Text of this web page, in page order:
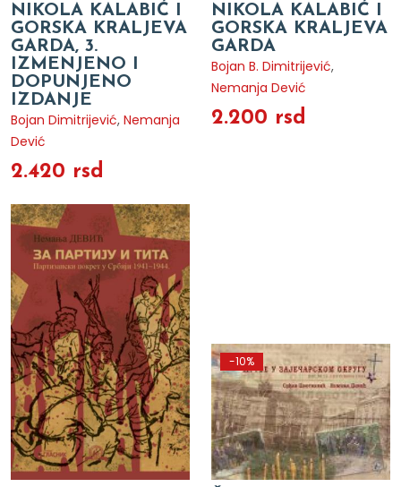
NIKOLA KALABIĆ I
GORSKA KRALJEVA
GARDA, 3.
IZMENJENO I
DOPUNJENO
IZDANJE
Bojan Dimitrijević, Nemanja
Dević
2.420 rsd
NIKOLA KALABIĆ I
GORSKA KRALJEVA
GARDA
Bojan B. Dimitrijević,
Nemanja Dević
2.200 rsd
-10%